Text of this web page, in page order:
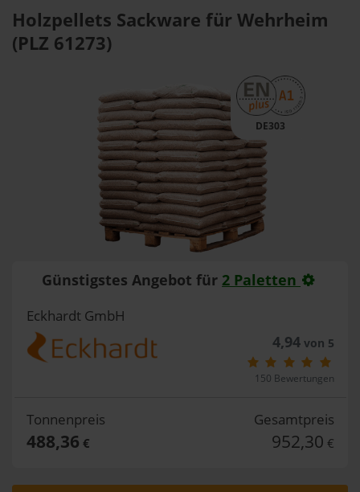
Holzpellets Sackware für Wehrheim
(PLZ 61273)
DE303
Günstigstes Angebot für 2 Paletten
Eckhardt GmbH
4,94von 5
150 Bewertungen
Tonnenpreis
488,36 €
Gesamtpreis
952,30 €